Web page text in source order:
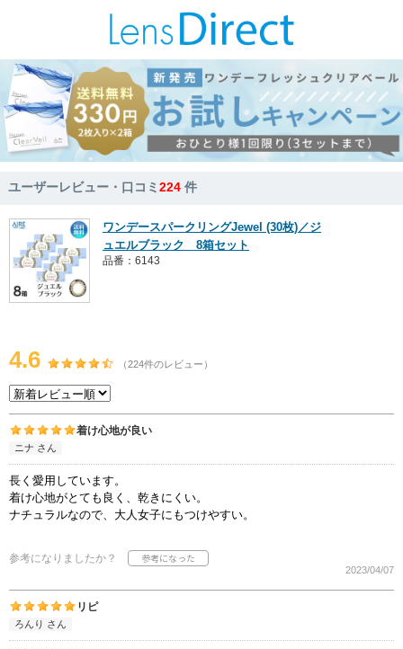
ユーザーレビュー・口コミ224 件
ワンデースパークリングJewel (30枚)／ジ
ュエルブラック 8箱セット
品番：6143
4.6 （224件のレビュー）
着け心地が良い
ニナ さん
長く愛用しています。
着け心地がとても良く、乾きにくい。
ナチュラルなので、大人女子にもつけやすい。
参考になりましたか？
2023/04/07
リピ
ろんり さん